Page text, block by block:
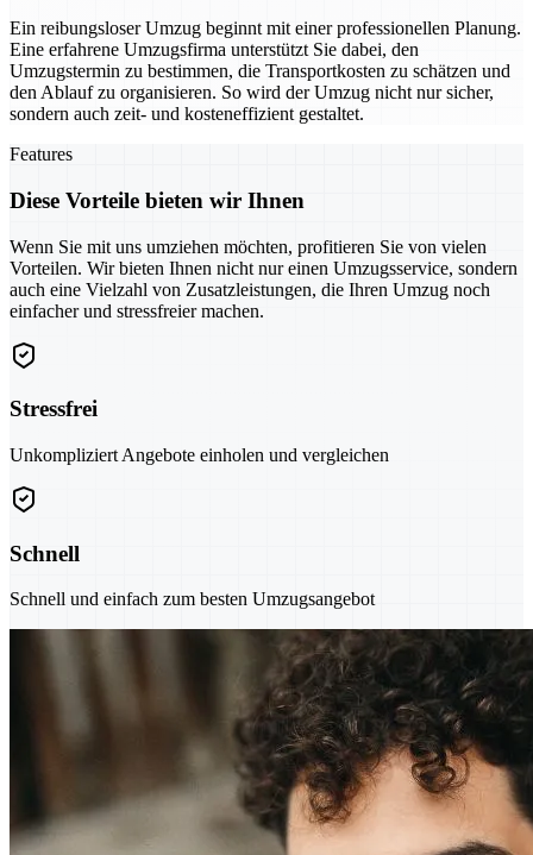
Ein reibungsloser Umzug beginnt mit einer professionellen Planung.
Eine erfahrene Umzugsfirma unterstützt Sie dabei, den
Umzugstermin zu bestimmen, die Transportkosten zu schätzen und
den Ablauf zu organisieren. So wird der Umzug nicht nur sicher,
sondern auch zeit- und kosteneffizient gestaltet.
Features
Diese Vorteile bieten wir Ihnen
Wenn Sie mit uns umziehen möchten, profitieren Sie von vielen
Vorteilen. Wir bieten Ihnen nicht nur einen Umzugsservice, sondern
auch eine Vielzahl von Zusatzleistungen, die Ihren Umzug noch
einfacher und stressfreier machen.
Stressfrei
Unkompliziert Angebote einholen und vergleichen
Schnell
Schnell und einfach zum besten Umzugsangebot